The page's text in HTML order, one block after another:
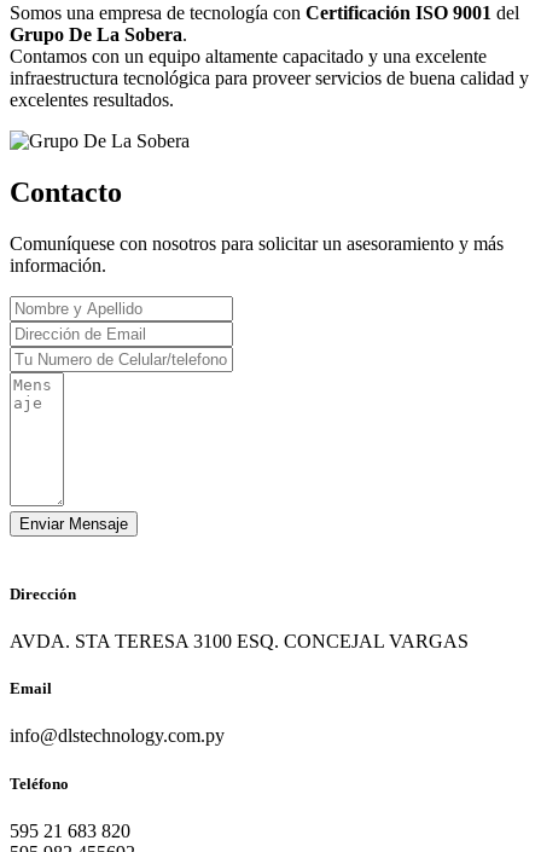
Somos una empresa de tecnología con Certificación ISO 9001 del
Grupo De La Sobera.
Contamos con un equipo altamente capacitado y una excelente
infraestructura tecnológica para proveer servicios de buena calidad y
excelentes resultados.
Contacto
Comuníquese con nosotros para solicitar un asesoramiento y más
información.
Dirección
AVDA. STA TERESA 3100 ESQ. CONCEJAL VARGAS
Email
info@dlstechnology.com.py
Teléfono
595 21 683 820